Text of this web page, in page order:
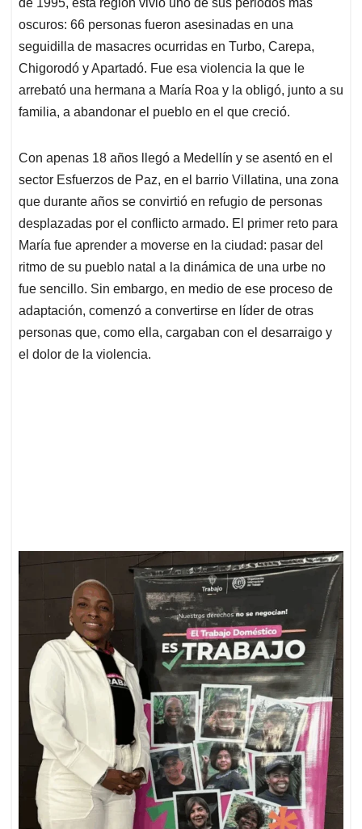
de 1995, esta región vivió uno de sus periodos más
oscuros: 66 personas fueron asesinadas en una
seguidilla de masacres ocurridas en Turbo, Carepa,
Chigorodó y Apartadó. Fue esa violencia la que le
arrebató una hermana a María Roa y la obligó, junto a su
familia, a abandonar el pueblo en el que creció.
Con apenas 18 años llegó a Medellín y se asentó en el
sector Esfuerzos de Paz, en el barrio Villatina, una zona
que durante años se convirtió en refugio de personas
desplazadas por el conflicto armado. El primer reto para
María fue aprender a moverse en la ciudad: pasar del
ritmo de su pueblo natal a la dinámica de una urbe no
fue sencillo. Sin embargo, en medio de ese proceso de
adaptación, comenzó a convertirse en líder de otras
personas que, como ella, cargaban con el desarraigo y
el dolor de la violencia.